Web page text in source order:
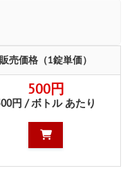
販売価格（1錠単価）
500円
円 / ボトル あたり